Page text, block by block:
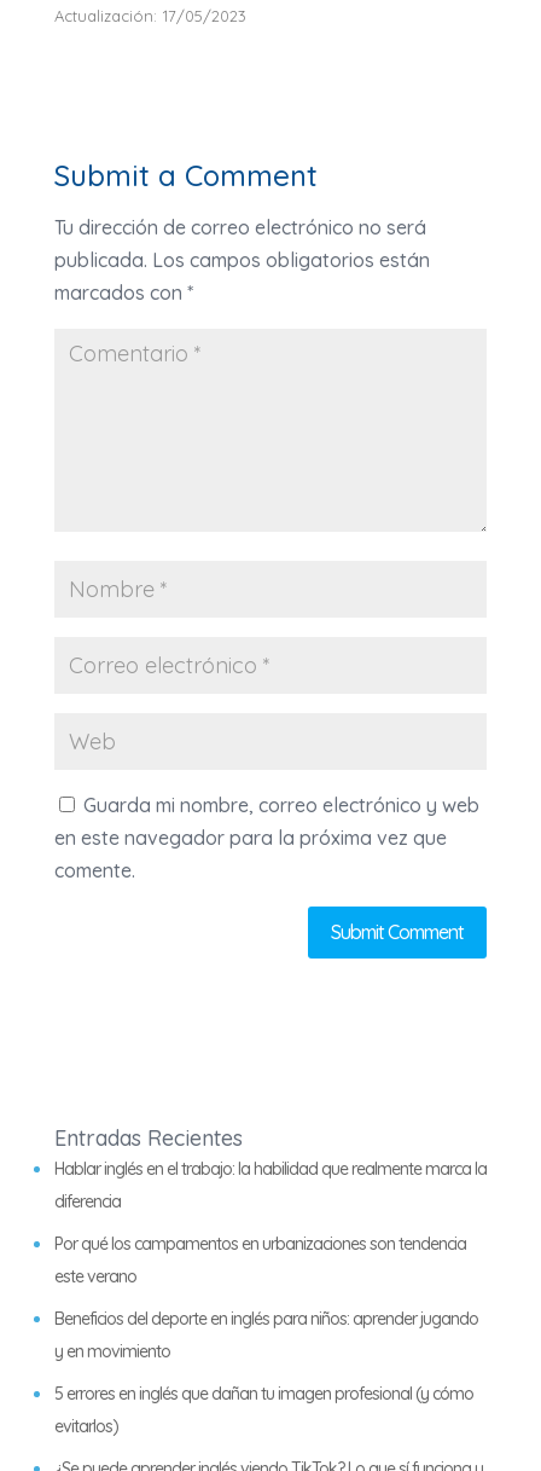
Actualización: 17/05/2023
Submit a Comment
Tu dirección de correo electrónico no será
publicada. Los campos obligatorios están
marcados con *
Guarda mi nombre, correo electrónico y web
en este navegador para la próxima vez que
comente.
Entradas Recientes
Hablar inglés en el trabajo: la habilidad que realmente marca la
diferencia
Por qué los campamentos en urbanizaciones son tendencia
este verano
Beneficios del deporte en inglés para niños: aprender jugando
y en movimiento
5 errores en inglés que dañan tu imagen profesional (y cómo
evitarlos)